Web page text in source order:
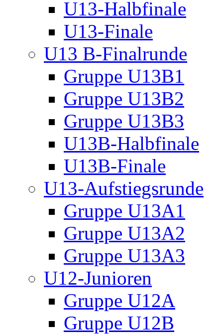
U13-Halbfinale
U13-Finale
U13 B-Finalrunde
Gruppe U13B1
Gruppe U13B2
Gruppe U13B3
U13B-Halbfinale
U13B-Finale
U13-Aufstiegsrunde
Gruppe U13A1
Gruppe U13A2
Gruppe U13A3
U12-Junioren
Gruppe U12A
Gruppe U12B